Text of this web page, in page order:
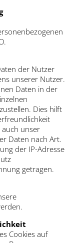
der Nutzer
unserer Nutzer.
Daten in der
Dies hilft
auch unser
Daten nach Art.
der IP-Adresse
getragen.
Cookies auf